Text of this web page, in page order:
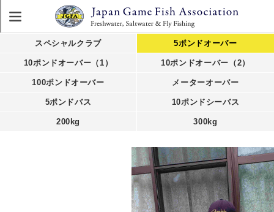
スペシャルクラブ 5ポンドオーバー
10ポンドオーバー（1） 10ポンドオーバー（2）
100ポンドオーバー メーターオーバー
5ポンドバス 10ポンドシーバス
200kg 300kg